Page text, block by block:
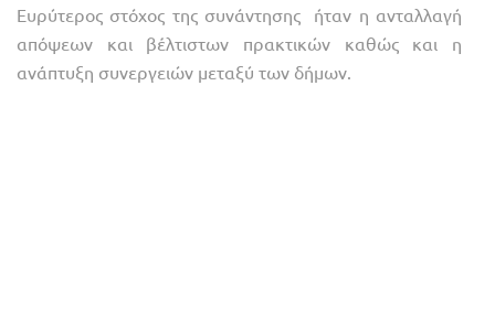
Ευρύτερος στόχος της συνάντησης ήταν η ανταλλαγή
απόψεων και βέλτιστων πρακτικών καθώς και η
ανάπτυξη συνεργειών μεταξύ των δήμων.